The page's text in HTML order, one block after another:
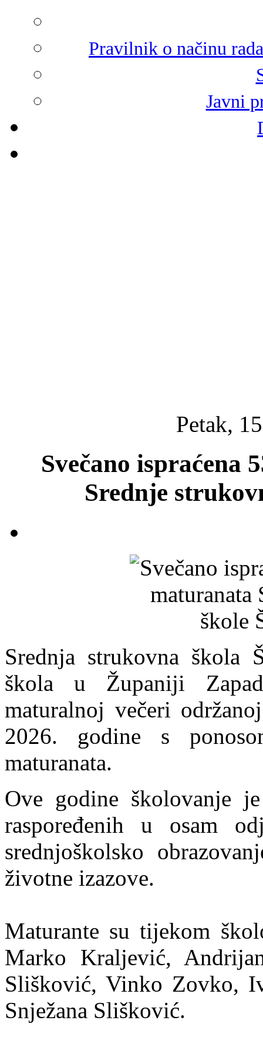
Pravilnik o načinu
Javni
Petak,
Svečano ispraćena
Srednje
Srednja strukovna škola
škola u Županiji
maturalnoj večeri
2026. godine s
maturanata.
Ove godine školovanje
raspoređenih u osam
srednjoškolsko
životne izazove.
Maturante su tijekom
Marko Kraljević,
Slišković, Vinko Zovko,
Snježana Slišković.